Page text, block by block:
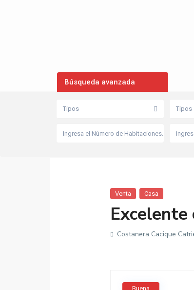
Búsqueda avanzada
Tipos Tipos
Venta Casa
Excelente
Costanera Cacique
Buena